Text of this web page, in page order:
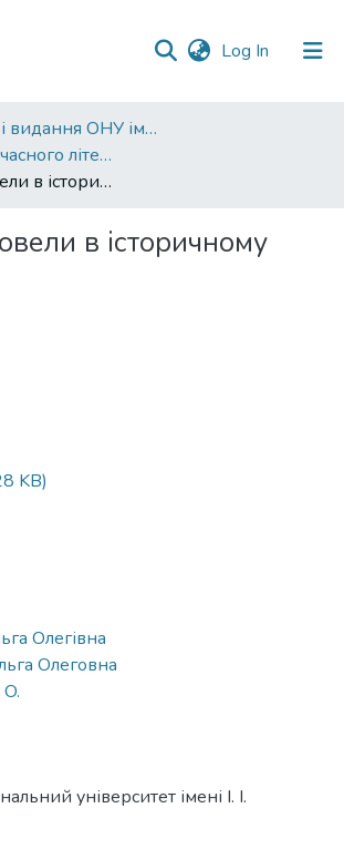
Log In (current)
Наукові видання ОНУ імені І. І. Мечникова
Проблеми сучасного літературознавства
Поетика новели в історичному аспекті
в історичному
KB)
Олегівна
Олеговна
університет імені І. І.